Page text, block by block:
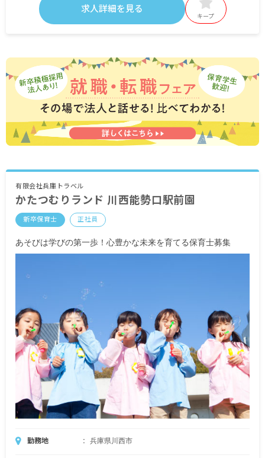
交通費支給 上限1日500円まで
※試用期間100時間／同条件
※契約期間／半年（契約更新あり）
求人詳細を見る
キープ
有限会社兵庫トラベル
かたつむりランド 川西能勢口駅前園
新卒保育士 正社員
あそびは学びの第一歩！心豊かな未来を育てる保育士募集
勤務地 兵庫県川西市